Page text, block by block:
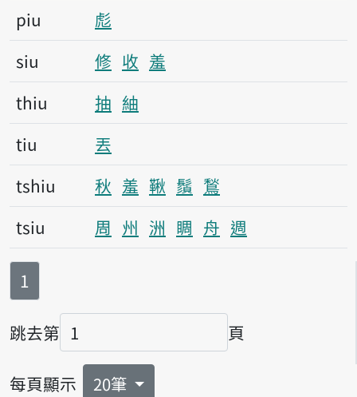
piu
彪
siu
修 收 羞
thiu
抽 紬
tiu
丟
tshiu
秋 羞 鞦 鬚 鶖
tsiu
周 州 洲 睭 舟 週
第
1
跳去第
頁碼
頁
每頁顯示 20筆